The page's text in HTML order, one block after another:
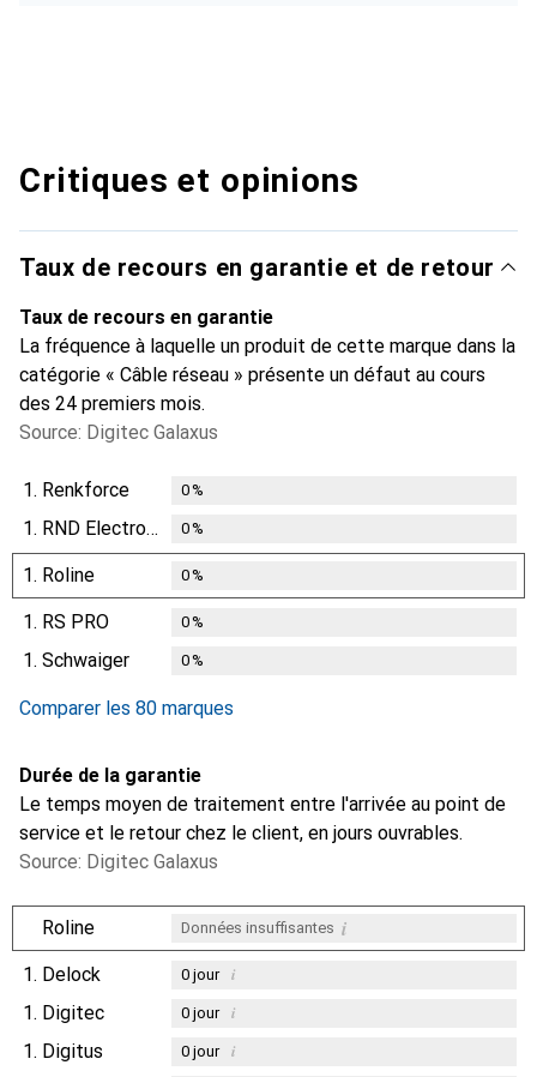
Critiques et opinions
Taux de recours en garantie et de retour
Taux de recours en garantie
La fréquence à laquelle un produit de cette marque dans la
catégorie « Câble réseau » présente un défaut au cours
des 24 premiers mois.
Source: Digitec Galaxus
1. Renkforce 0%
1. RND Electronics 0%
1. Roline 0%
1. RS PRO 0%
1. Schwaiger 0%
Comparer les 80 marques
Durée de la garantie
Le temps moyen de traitement entre l'arrivée au point de
service et le retour chez le client, en jours ouvrables.
Source: Digitec Galaxus
Roline Données insuffisantes i
1. Delock 0jour i
1. Digitec 0jour i
1. Digitus 0jour i